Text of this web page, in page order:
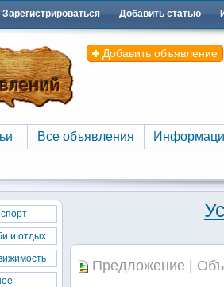
Зарегистрироваться Добавить статью
Добавить объявление
Все объявления
Все объявления
Предложение |
и отдых